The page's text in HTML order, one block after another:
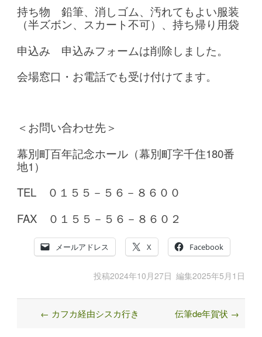
持ち物 鉛筆、消しゴム、汚れてもよい服装
（半ズボン、スカート不可）、持ち帰り用袋
申込み 申込みフォームは削除しました。
会場窓口・お電話でも受け付けてます。
＜お問い合わせ先＞
幕別町百年記念ホール（幕別町字千住180番
地1）
TEL ０１５５－５６－８６００
FAX ０１５５－５６－８６０２
メールアドレス X Facebook
投稿2024年10月27日 編集2025年5月1日
Post
← カフカ経由シスカ行き 伝筆de年賀状 →